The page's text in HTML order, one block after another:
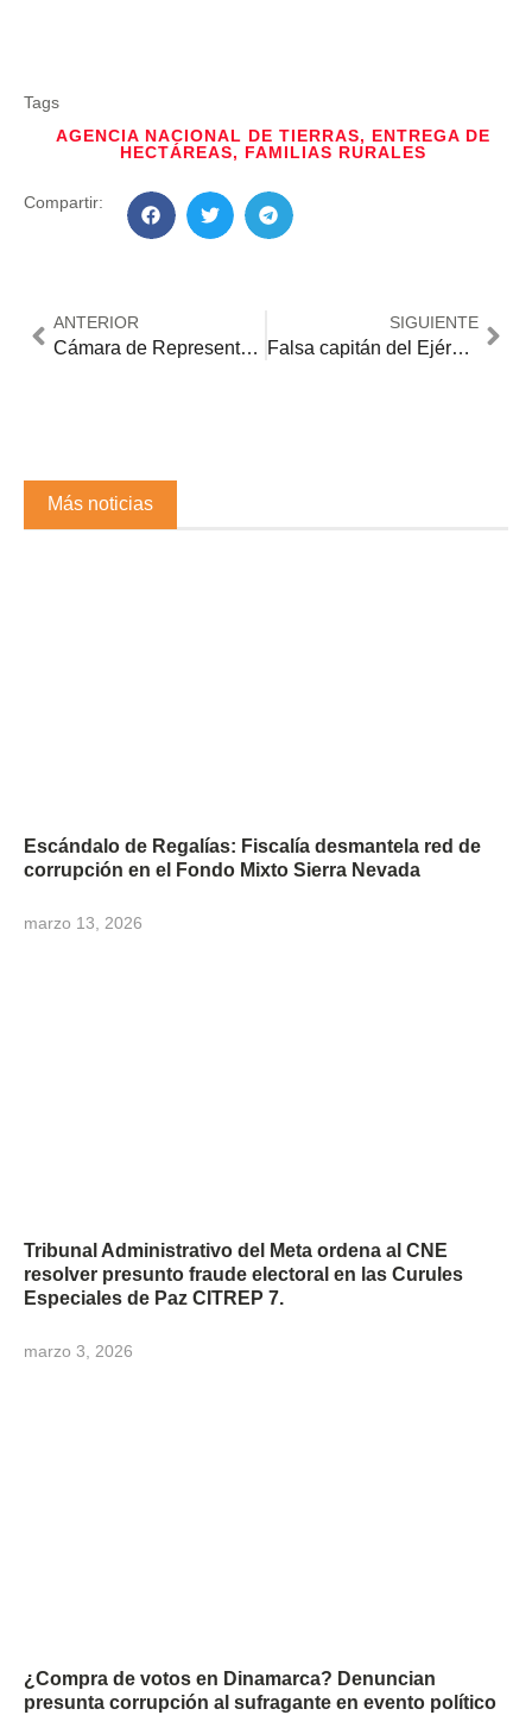
Tags
AGENCIA NACIONAL DE TIERRAS, ENTREGA DE
HECTÁREAS, FAMILIAS RURALES
Compartir:
ANTERIOR
Cámara de Representantes niega moción de censura contra el ministro de Defensa
SIGUIENTE
Falsa capitán del Ejército se infiltró 29 veces en el Batallón Guardia Presidencial
Más noticias
Escándalo de Regalías: Fiscalía desmantela red de
corrupción en el Fondo Mixto Sierra Nevada
marzo 13, 2026
Tribunal Administrativo del Meta ordena al CNE
resolver presunto fraude electoral en las Curules
Especiales de Paz CITREP 7.
marzo 3, 2026
¿Compra de votos en Dinamarca? Denuncian
presunta corrupción al sufragante en evento político